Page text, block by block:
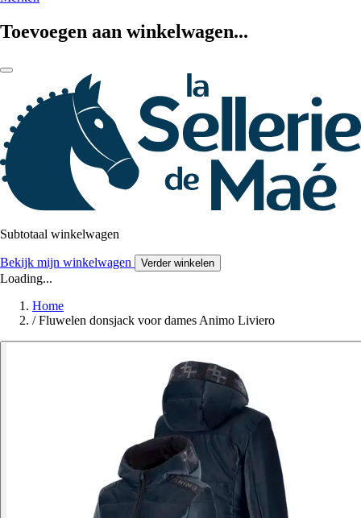
Toevoegen aan winkelwagen...
Subtotaal winkelwagen
Bekijk mijn winkelwagen Verder winkelen
Loading...
Home
/ Fluwelen donsjack voor dames Animo Liviero